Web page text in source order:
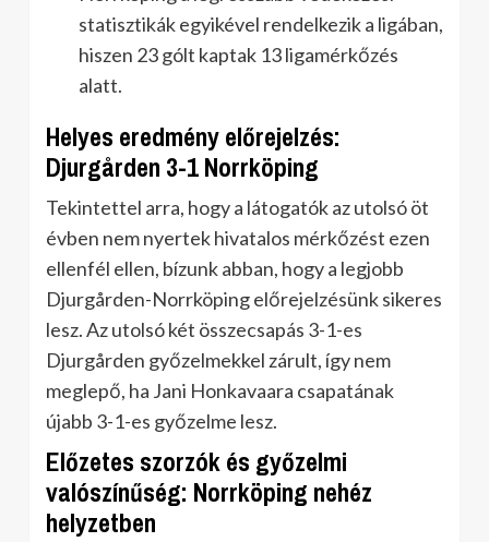
statisztikák egyikével rendelkezik a ligában,
hiszen 23 gólt kaptak 13 ligamérkőzés
alatt.
Helyes eredmény előrejelzés:
Djurgården 3-1 Norrköping
Tekintettel arra, hogy a látogatók az utolsó öt
évben nem nyertek hivatalos mérkőzést ezen
ellenfél ellen, bízunk abban, hogy a legjobb
Djurgården-Norrköping előrejelzésünk sikeres
lesz. Az utolsó két összecsapás 3-1-es
Djurgården győzelmekkel zárult, így nem
meglepő, ha Jani Honkavaara csapatának
újabb 3-1-es győzelme lesz.
Előzetes szorzók és győzelmi
valószínűség: Norrköping nehéz
helyzetben